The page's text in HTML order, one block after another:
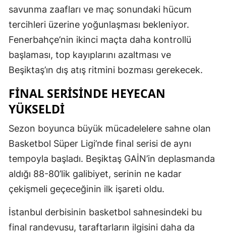
savunma zaafları ve maç sonundaki hücum
tercihleri üzerine yoğunlaşması bekleniyor.
Fenerbahçe’nin ikinci maçta daha kontrollü
başlaması, top kayıplarını azaltması ve
Beşiktaş’ın dış atış ritmini bozması gerekecek.
FINAL SERISINDE HEYECAN
YÜKSELDI
Sezon boyunca büyük mücadelelere sahne olan
Basketbol Süper Ligi’nde final serisi de aynı
tempoyla başladı. Beşiktaş GAİN’in deplasmanda
aldığı 88-80’lik galibiyet, serinin ne kadar
çekişmeli geçeceğinin ilk işareti oldu.
İstanbul derbisinin basketbol sahnesindeki bu
final randevusu, taraftarların ilgisini daha da